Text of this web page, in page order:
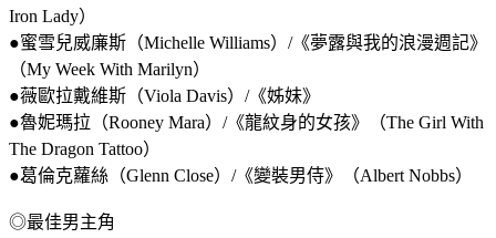
Iron Lady）
●蜜雪兒威廉斯（Michelle Williams）/《夢露與我的浪漫週記》
（My Week With Marilyn）
●薇歐拉戴維斯（Viola Davis）/《姊妹》
●魯妮瑪拉（Rooney Mara）/《龍紋身的女孩》（The Girl With
The Dragon Tattoo）
●葛倫克蘿絲（Glenn Close）/《變裝男侍》（Albert Nobbs）
◎最佳男主角